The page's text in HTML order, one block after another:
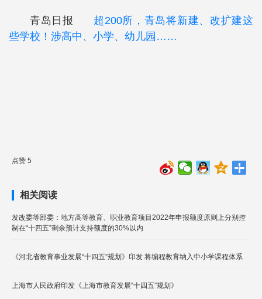
青岛日报 超200所，青岛将新建、改扩建这
些学校！涉高中、小学、幼儿园……
点赞 5
相关阅读
发改委等部委：地方高等教育、职业教育项目2022年申报额度原则上分别控
制在“十四五”剩余预计支持额度的30%以内
《河北省教育事业发展“十四五”规划》印发 将编程教育纳入中小学课程体系
上海市人民政府印发《上海市教育发展“十四五”规划》